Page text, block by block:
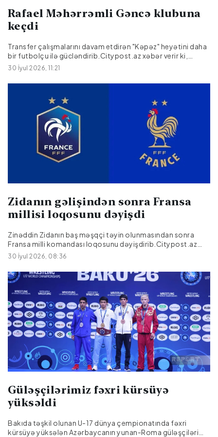
Rafael Məhərrəmli Gəncə klubuna
keçdi
Transfer çalışmalarını davam etdirən "Kəpəz" heyətini daha
bir futbolçu ilə gücləndirib.Citypost.az xəbər verir ki,
Gəncə klubu Rafael Məhərrəmlinin keçidini rəsmiləşdirib.26
yaşlı müdafiəçi ilə mövsümün sonunadək müqavilə
imzalanıb.Son olaraq "Şamaxı"da çıxış edən R.Məhərrəmli
30 İyul 2026, 11:21
Zidanın gəlişindən sonra Fransa
millisi loqosunu dəyişdi
Zinəddin Zidanın baş məşqçi təyin olunmasından sonra
Fransa milli komandası loqosunu dəyişdirib.Citypost.az
"Unikal" a istinadən xəbər verir ki, yeni emblemdə ölkənin
simvolu olan Qalliya xoruzu saxlanılıb. İlk dəfə olaraq
loqotipdə artıq "Fransa" sözü var və "FFF" abreviaturası bir
qədər kiçildilib.Əvvəlki loqo 2018-ci ildə Fransanın
Rusiyada keçirilən Dünya Kubokunda qələbəsindən sonra
yenilənib.
30 İyul 2026, 08:36
Güləşçilərimiz fəxri kürsüyə
yüksəldi
Bakıda təşkil olunan U-17 dünya çempionatında fəxri
kürsüyə yüksələn Azərbaycanın yunan-Roma güləşçiləri